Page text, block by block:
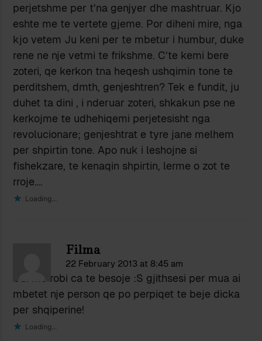
perjetshme per t’na genjyer dhe mashtruar. Kjo
eshte me te vertete gjeme. Por diheni mire, nga
kjo vetem Ju keni per te mbetur i humbur, duke
rene ne nje vetmi te frikshme. C’te kemi bere
zoteri, qe kerkon tna heqesh ushqimin tone te
perditshem, dmth, genjeshtren? Tek e fundit, ju
duhet ta dini , i nderuar zoteri, shkakun pse ne
kerkojme te udhehiqemi perjetesisht nga
revolucionare; genjeshtrat e tyre jane melhem
per shpirtin tone. Apo nuk i leshojne si
fishekzare, te kenaqin shpirtin, lerme o zot te
rroje….
Loading...
Filma
22 February 2013 at 8:45 am
Sdi me robi ca te besoje :S gjithsesi per mua ai
mbetet nje person qe po perpiqet te beje dicka
per shqiperine!
Loading...